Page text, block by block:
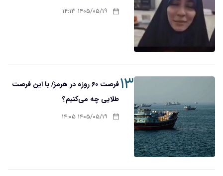
۱۴۰۵/۰۵/۱۹ ۱۴:۱۳
۱۳
فرصت ۶۰ روزه در هرمز/ با این فرصت
طلایی چه می‌کنیم؟
۱۴۰۵/۰۵/۱۹ ۱۴:۰۵